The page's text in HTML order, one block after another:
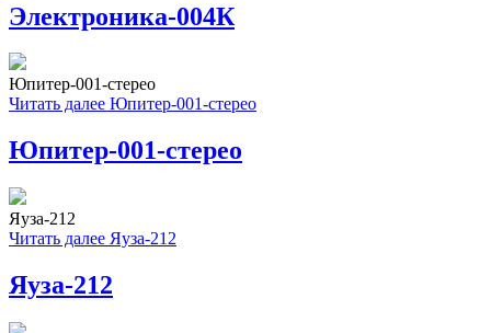
Электроника-004К
Юпитер-001-стерео
Читать далее Юпитер-001-стерео
Юпитер-001-стерео
Яуза-212
Читать далее Яуза-212
Яуза-212